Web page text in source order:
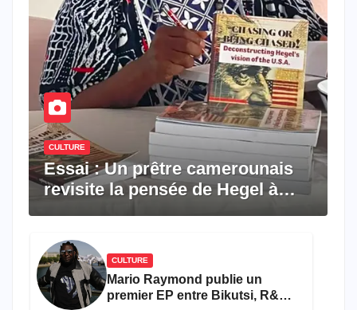
CULTURE
Essai : Un prêtre camerounais
revisite la pensée de Hegel à
CULTURE
Mario Raymond publie un
premier EP entre Bikutsi, R&B